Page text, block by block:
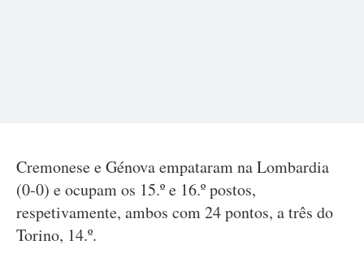
Cremonese e Génova empataram na Lombardia
(0-0) e ocupam os 15.º e 16.º postos,
respetivamente, ambos com 24 pontos, a três do
Torino, 14.º.